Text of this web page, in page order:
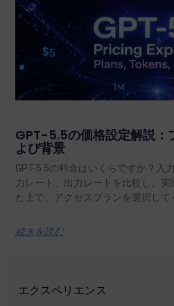
GPT-5.5の価格設定解説：
よび背景
GPT-5.5の料金はいくらですか？入
力レート、出力レートを比較し、
た上で、アクセスプランを選択して
続きを読む
エクスペリエンス